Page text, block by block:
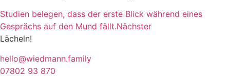
Studien belegen, dass der erste Blick während eines
Gesprächs auf den Mund fällt.Nächster
Lächeln!
hello@wiedmann.family
07802 93 870